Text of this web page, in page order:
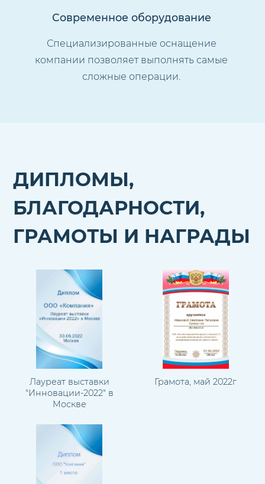
Современное оборудование
Специализированные оснащение
компании позволяет выполнять самые
сложные операции.
ДИПЛОМЫ,
БЛАГОДАРНОСТИ,
ГРАМОТЫ И НАГРАДЫ
Лауреат выставки
"Инновации-2022" в
Москве
Грамота, май 2022г